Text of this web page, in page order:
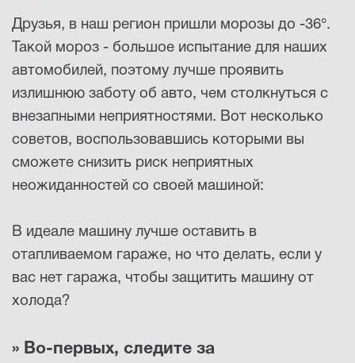
Друзья, в наш регион пришли морозы до -36°.
Такой мороз - большое испытание для наших
автомобилей, поэтому лучше проявить
излишнюю заботу об авто, чем столкнуться с
внезапными неприятностями. Вот несколько
советов, воспользовавшись которыми вы
сможете снизить риск неприятных
неожиданностей со своей машиной:
В идеале машину лучше оставить в
отапливаемом гараже, но что делать, если у
вас нет гаража, чтобы защитить машину от
холода?
» Во-первых, следите за